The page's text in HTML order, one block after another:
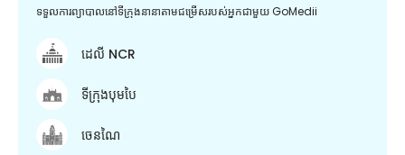
ទទួលការព្យាបាលនៅទីក្រុងនានាតាមជម្រើសរបស់អ្នកជាមួយ GoMedii
ដេលី NCR
ទីក្រុងបុមបៃ
ចេនណៃ